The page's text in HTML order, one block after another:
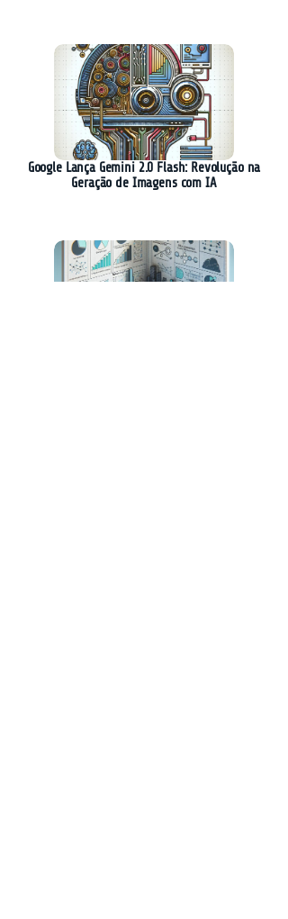
Google Lança Gemini 2.0 Flash: Revolução na
Geração de Imagens com IA